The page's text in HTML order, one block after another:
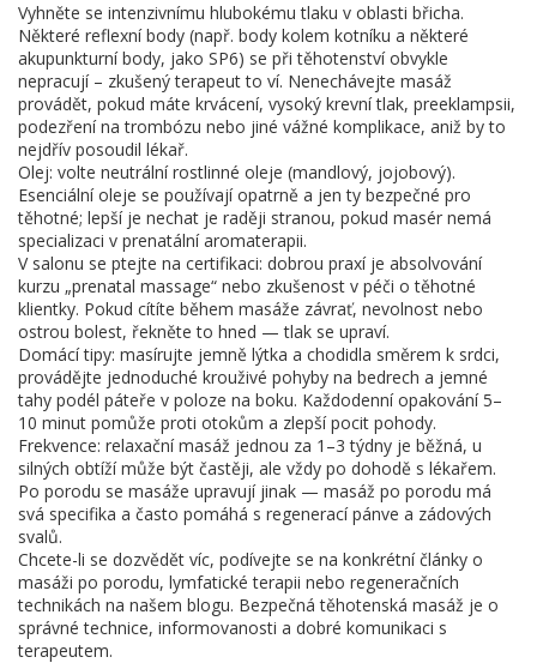
Vyhněte se intenzivnímu hlubokému tlaku v oblasti břicha.
Některé reflexní body (např. body kolem kotníku a některé
akupunkturní body, jako SP6) se při těhotenství obvykle
nepracují – zkušený terapeut to ví. Nenechávejte masáž
provádět, pokud máte krvácení, vysoký krevní tlak, preeklampsii,
podezření na trombózu nebo jiné vážné komplikace, aniž by to
nejdřív posoudil lékař.
Olej: volte neutrální rostlinné oleje (mandlový, jojobový).
Esenciální oleje se používají opatrně a jen ty bezpečné pro
těhotné; lepší je nechat je raději stranou, pokud masér nemá
specializaci v prenatální aromaterapii.
V salonu se ptejte na certifikaci: dobrou praxí je absolvování
kurzu „prenatal massage“ nebo zkušenost v péči o těhotné
klientky. Pokud cítíte během masáže závrať, nevolnost nebo
ostrou bolest, řekněte to hned — tlak se upraví.
Domácí tipy: masírujte jemně lýtka a chodidla směrem k srdci,
provádějte jednoduché krouživé pohyby na bedrech a jemné
tahy podél páteře v poloze na boku. Každodenní opakování 5–
10 minut pomůže proti otokům a zlepší pocit pohody.
Frekvence: relaxační masáž jednou za 1–3 týdny je běžná, u
silných obtíží může být častěji, ale vždy po dohodě s lékařem.
Po porodu se masáže upravují jinak — masáž po porodu má
svá specifika a často pomáhá s regenerací pánve a zádových
svalů.
Chcete-li se dozvědět víc, podívejte se na konkrétní články o
masáži po porodu, lymfatické terapii nebo regeneračních
technikách na našem blogu. Bezpečná těhotenská masáž je o
správné technice, informovanosti a dobré komunikaci s
terapeutem.